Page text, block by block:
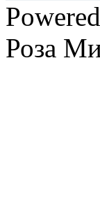
Роза